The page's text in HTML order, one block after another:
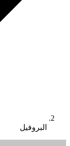
البروفيل